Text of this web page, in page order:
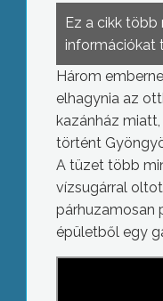
Ez a cikk
információkat
Három
elhagynia az
kazánház
történt
A tüzet több
vízsugárral
párhuzamosan
épületből egy